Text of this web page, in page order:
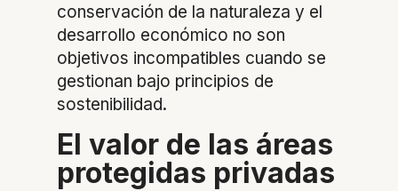
conservación de la naturaleza y el
desarrollo económico no son
objetivos incompatibles cuando se
gestionan bajo principios de
sostenibilidad.
El valor de las áreas
protegidas privadas